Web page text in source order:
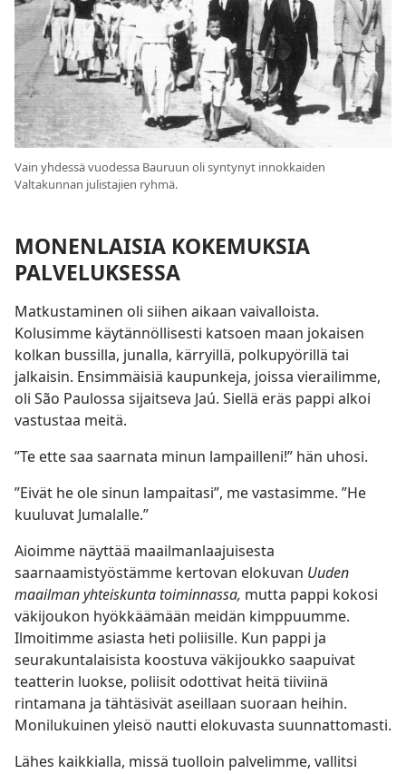
Vain yhdessä vuodessa Bauruun oli syntynyt innokkaiden
Valtakunnan julistajien ryhmä.
MONENLAISIA KOKEMUKSIA
PALVELUKSESSA
Matkustaminen oli siihen aikaan vaivalloista.
Kolusimme käytännöllisesti katsoen maan jokaisen
kolkan bussilla, junalla, kärryillä, polkupyörillä tai
jalkaisin. Ensimmäisiä kaupunkeja, joissa vierailimme,
oli São Paulossa sijaitseva Jaú. Siellä eräs pappi alkoi
vastustaa meitä.
”Te ette saa saarnata minun lampailleni!” hän uhosi.
”Eivät he ole sinun lampaitasi”, me vastasimme. ”He
kuuluvat Jumalalle.”
Aioimme näyttää maailmanlaajuisesta
saarnaamistyöstämme kertovan elokuvan Uuden
maailman yhteiskunta toiminnassa, mutta pappi kokosi
väkijoukon hyökkäämään meidän kimppuumme.
Ilmoitimme asiasta heti poliisille. Kun pappi ja
seurakuntalaisista koostuva väkijoukko saapuivat
teatterin luokse, poliisit odottivat heitä tiiviinä
rintamana ja tähtäsivät aseillaan suoraan heihin.
Monilukuinen yleisö nautti elokuvasta suunnattomasti.
Lähes kaikkialla, missä tuolloin palvelimme, vallitsi